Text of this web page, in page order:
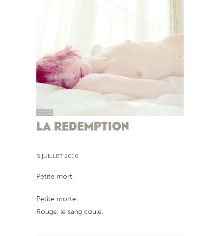
LA REDEMPTION
5 JUILLET 2010
Petite mort.
Petite morte.
Rouge, le sang coule.